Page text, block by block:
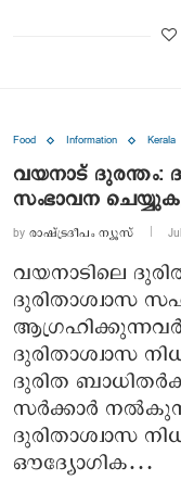
Food Information Kerala
വയനാട് ദുരന്തം:
സംഭാവന ചെയ്യുക,
by രാഷ്ട്രദീപം ന്യൂസ്‌
വയനാടിലെ
ദുരിതാശ്വാസ
ദുരിതാശ്വാസ
ദുരിത
സര്‍ക്കാര്‍
ദുരിതാശ്വാസ
ഔദ്യോഗിക…